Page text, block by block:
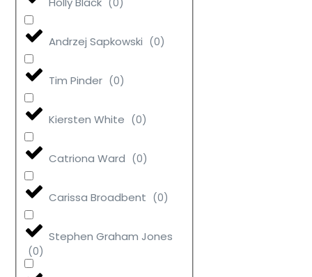
(0)
Andrzej Sapkowski (0)
Tim Pinder (0)
Kiersten White (0)
Catriona Ward (0)
Carissa Broadbent (0)
Stephen Graham Jones
(0)